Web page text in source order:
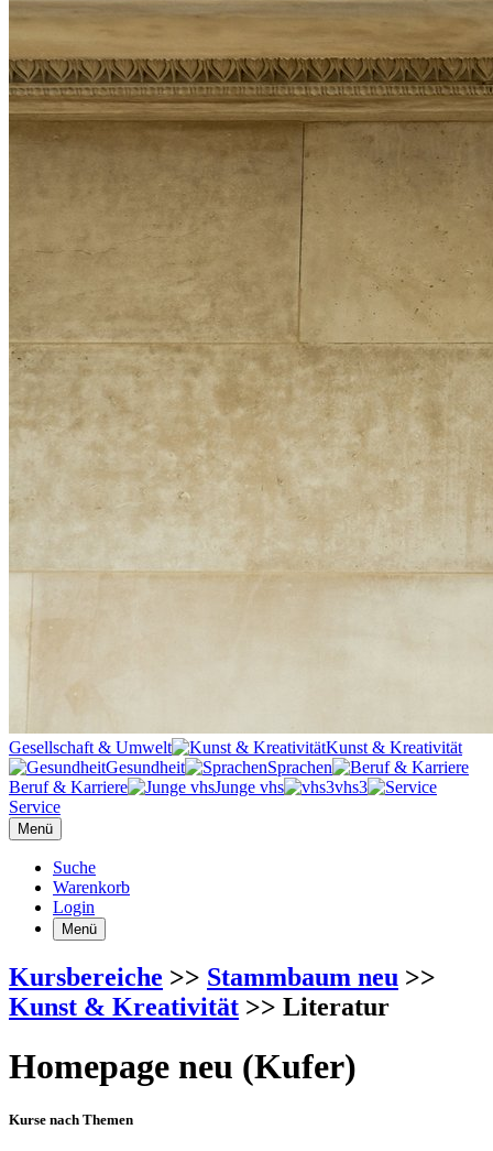
Gesellschaft & Umwelt
Kunst & Kreativität
Gesundheit
Sprachen
Beruf & Karriere
Junge vhs
vhs3
Service
Menü
Suche
Warenkorb
Login
Menü
Kursbereiche >> Stammbaum neu >>
Kunst & Kreativität >> Literatur
Homepage neu (Kufer)
Kurse nach Themen